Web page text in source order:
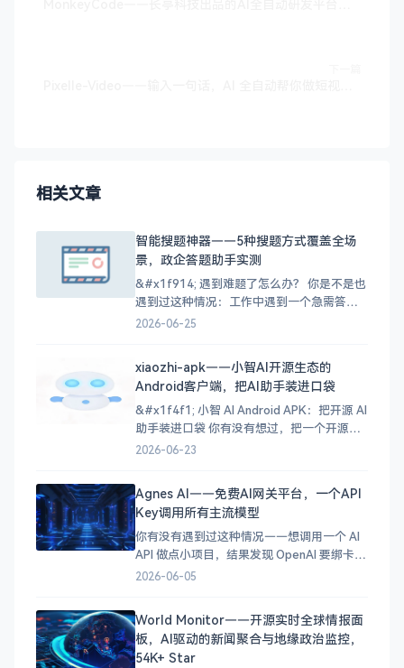
相关文章
智能搜题神器——5种搜题方式覆盖全场
景，政企答题助手实测
&#x1f914; 遇到难题了怎么办？ 你是不是也
遇到过这种情况：工作中遇到一个急需答案
的题目，翻书找不到，上网搜不准，最后只
于政企单位来说，这个问题更突出——内部
培训考试、安全知识竞赛、各类资质考试，
都需要大量且
2026-06-25
xiaozhi-apk——小智AI开源生态的
Android客户端，把AI助手装进口袋
&#x1f4f1; 小智 AI Android APK：把开源 AI
助手装进口袋 你有没有想过，把一个开源的
AI 语音助手随时带在身边，不用依赖任何商
官方 Android 客户端，让你用手机就能接入
2026-06-23
Agnes AI——免费AI网关平台，一个API
Key调用所有主流模型
你有没有遇到过这种情况——想调用一个 AI
API 做点小项目，结果发现 OpenAI 要绑卡、
Claude 要排队、各种平台注册流程一个比一
间。 今天给大家介绍一个 Agnes AI，它是
Sapiens AI
2026-06-05
World Monitor——开源实时全球情报面
板，AI驱动的新闻聚合与地缘政治监控，
54K+ Star